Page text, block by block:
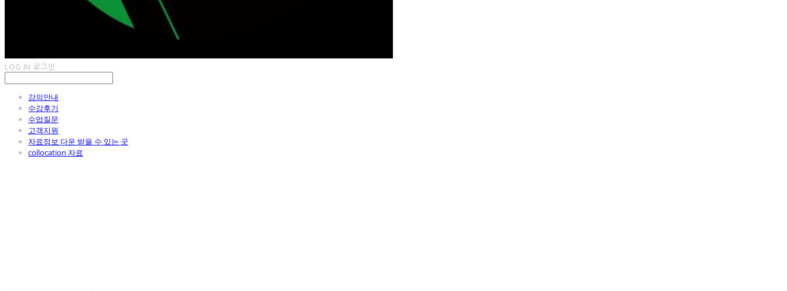
LOG IN 로그인
강의안내
수강후기
수업질문
고객지원
자료정보 다운 받을 수 있는 곳
collocation 자료